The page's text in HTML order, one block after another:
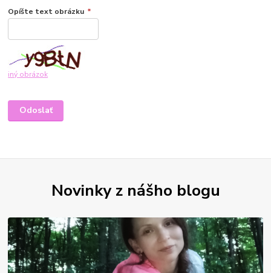
Opíšte text obrázku *
iný obrázok
Novinky z nášho blogu